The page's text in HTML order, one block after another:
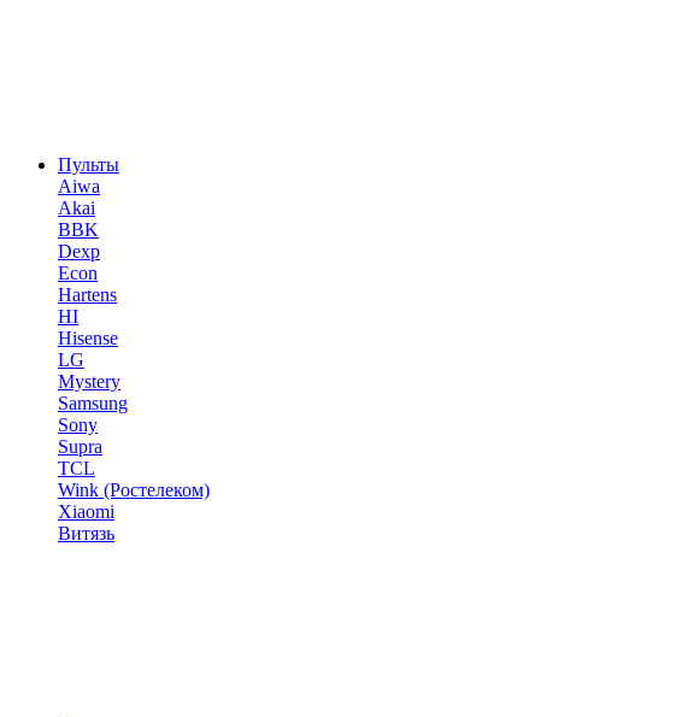
Пульты
Aiwa
Akai
BBK
Dexp
Econ
Hartens
HI
Hisense
LG
Mystery
Samsung
Sony
Supra
TCL
Wink (Ростелеком)
Xiaomi
Витязь